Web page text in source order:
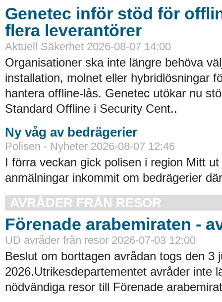
Genetec inför stöd för
flera leverantörer
Aktuell Säkerhet 2026-08-07 14:00
Organisationer ska inte längre behöva
installation, molnet eller hybridlösningar
hantera offline-lås. Genetec utökar nu
Standard Offline i Security Cent..
Ny våg av bedrägerier
Polisen - Nyheter 2026-08-07 12:46
I förra veckan gick polisen i region Mitt
anmälningar inkommit om bedrägerier
AVRÅDER FRÅN RESOR
Förenade arabemiraten -
UD avråder från resor 2026-07-03 12:00
Beslut om borttagen avrådan togs den 3
2026.Utrikesdepartementet avråder inte
nödvändiga resor till Förenade